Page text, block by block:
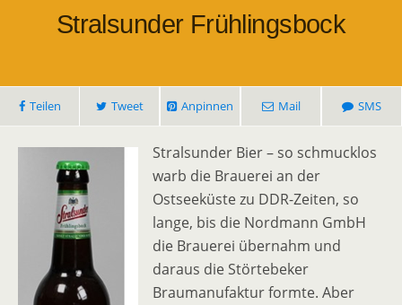
Stralsunder Frühlingsbock
Teilen Tweet Anpinnen Mail SMS
Stralsunder Bier – so schmucklos
warb die Brauerei an der
Ostseeküste zu DDR-Zeiten, so
lange, bis die Nordmann GmbH
die Brauerei übernahm und
daraus die Störtebeker
Braumanufaktur formte. Aber